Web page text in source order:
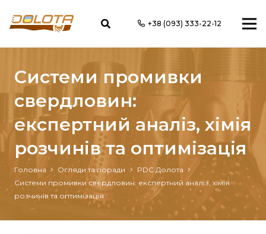
+38 (093) 333-22-12
Системи промивки
свердловин:
експертний аналіз, хімія
розчинів та оптимізація
Головна Огляди та поради
PDC Долота
Системи промивки свердловин: експертний аналіз, хімія
розчинів та оптимізація